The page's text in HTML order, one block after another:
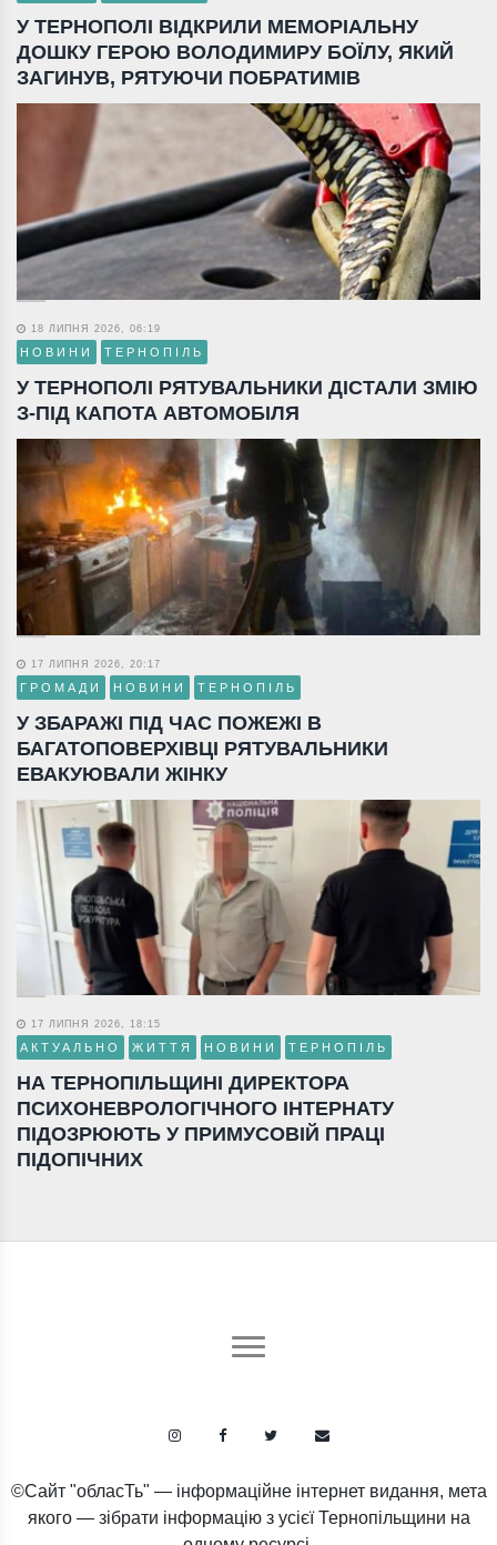
У ТЕРНОПОЛІ ВІДКРИЛИ МЕМОРІАЛЬНУ
ДОШКУ ГЕРОЮ ВОЛОДИМИРУ БОЇЛУ, ЯКИЙ
ЗАГИНУВ, РЯТУЮЧИ ПОБРАТИМІВ
18 ЛИПНЯ 2026, 06:19
НОВИНИ ТЕРНОПІЛЬ
У ТЕРНОПОЛІ РЯТУВАЛЬНИКИ ДІСТАЛИ ЗМІЮ
З-ПІД КАПОТА АВТОМОБІЛЯ
17 ЛИПНЯ 2026, 20:17
ГРОМАДИ НОВИНИ ТЕРНОПІЛЬ
У ЗБАРАЖІ ПІД ЧАС ПОЖЕЖІ В
БАГАТОПОВЕРХІВЦІ РЯТУВАЛЬНИКИ
ЕВАКУЮВАЛИ ЖІНКУ
17 ЛИПНЯ 2026, 18:15
АКТУАЛЬНО ЖИТТЯ НОВИНИ ТЕРНОПІЛЬ
НА ТЕРНОПІЛЬЩИНІ ДИРЕКТОРА
ПСИХОНЕВРОЛОГІЧНОГО ІНТЕРНАТУ
ПІДОЗРЮЮТЬ У ПРИМУСОВІЙ ПРАЦІ
ПІДОПІЧНИХ
©Сайт "обласТь" — інформаційне інтернет видання, мета
якого — зібрати інформацію з усієї Тернопільщини на